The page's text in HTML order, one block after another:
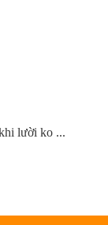
lười ko ...